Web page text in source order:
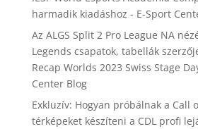
harmadik kiadáshoz - E-Sport
Az ALGS Split 2 Pro League NA
Legends csapatok, tabellák
Recap Worlds 2023 Swiss Stage
Center Blog
Exkluzív: Hogyan próbálnak a Call
térképeket készíteni a CDL profi